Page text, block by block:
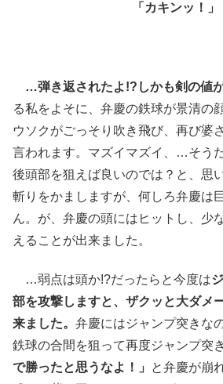
「カキンッ！」
…弾き返されたよ!?しかも剣の値
る私をよそに、弁慶の鉄球が景清の
ウソクがごっそり吹き飛び、再び婆
言われます。マズイマズイ、…そう
後頭部を狙えば良いのでは？と、思
斬りをかましますが、何しろ弁慶は
ん。が、弁慶の頭にはヒットし、少
えることが出来ました。
…弱点は頭か!?だったらと今度は
部を攻撃しますと、ザクッと大ダメ
来ました。 弁慶にはジャンプ突きな
鉄球の合間を狙って再度ジャンプ突
で勝ったと思うなよ！」
と弁慶が崩